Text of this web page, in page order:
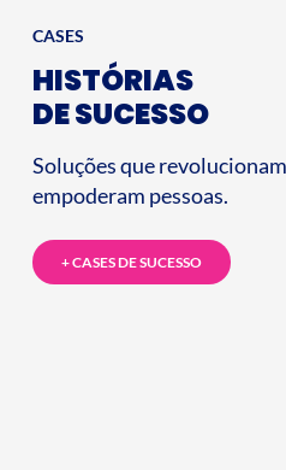
CASES
HISTÓRIAS
DE SUCESSO
Soluções que
empoderam pessoas.
+ CASES DE SUCESSO